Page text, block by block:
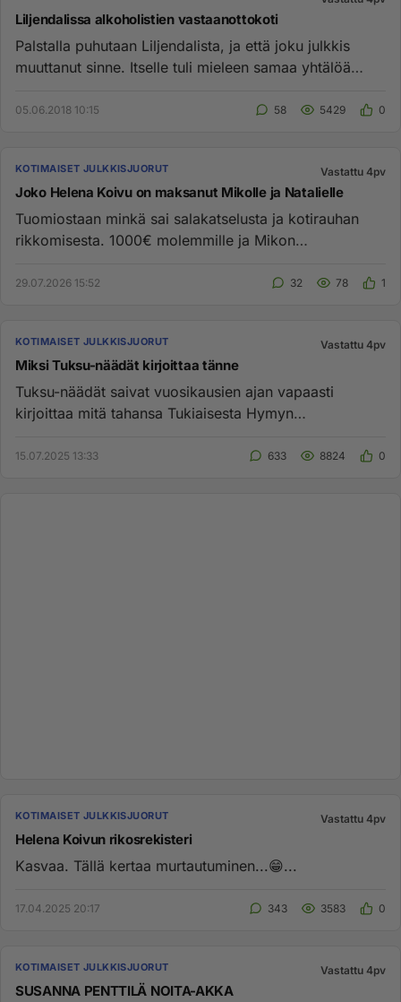
Liljendalissa alkoholistien vastaanottokoti
Palstalla puhutaan Liljendalista, ja että joku julkkis
muuttanut sinne. Itselle tuli mieleen samaa yhtälöä
05.06.2018 10:15 58 5429 0
KOTIMAISET JULKKISJUORUT Vastattu 4pv
Joko Helena Koivu on maksanut Mikolle ja Natalielle
Tuomiostaan minkä sai salakatselusta ja kotirauhan
rikkomisesta. 1000€ molemmille ja Mikon
29.07.2026 15:52 32 78 1
KOTIMAISET JULKKISJUORUT Vastattu 4pv
Miksi Tuksu-näädät kirjoittaa tänne
Tuksu-näädät saivat vuosikausien ajan vapaasti
kirjoittaa mitä tahansa Tukiaisesta Hymyn
15.07.2025 13:33 633 8824 0
KOTIMAISET JULKKISJUORUT Vastattu 4pv
Helena Koivun rikosrekisteri
Kasvaa. Tällä kertaa murtautuminen...😁...
17.04.2025 20:17 343 3583 0
KOTIMAISET JULKKISJUORUT Vastattu 4pv
SUSANNA PENTTILÄ NOITA-AKKA